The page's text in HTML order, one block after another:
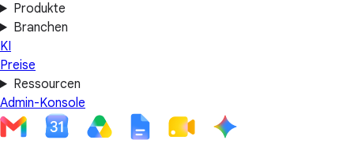
Produkte
Branchen
KI
Preise
Ressourcen
Admin-Konsole